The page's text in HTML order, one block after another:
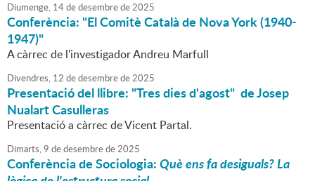
Diumenge, 14dedesembrede2025
Conferència: "El Comitè Català de Nova York (1940-
1947)"
A càrrec de l'investigador Andreu Marfull
Divendres, 12 dedesembrede2025
Presentació del llibre: "Tres dies d'agost" de Josep
Nualart Casulleras
Presentació a càrrec de Vicent Partal.
Dimarts,9 dedesembrede2025
Conferència de Sociologia:Què ens fa desiguals? La